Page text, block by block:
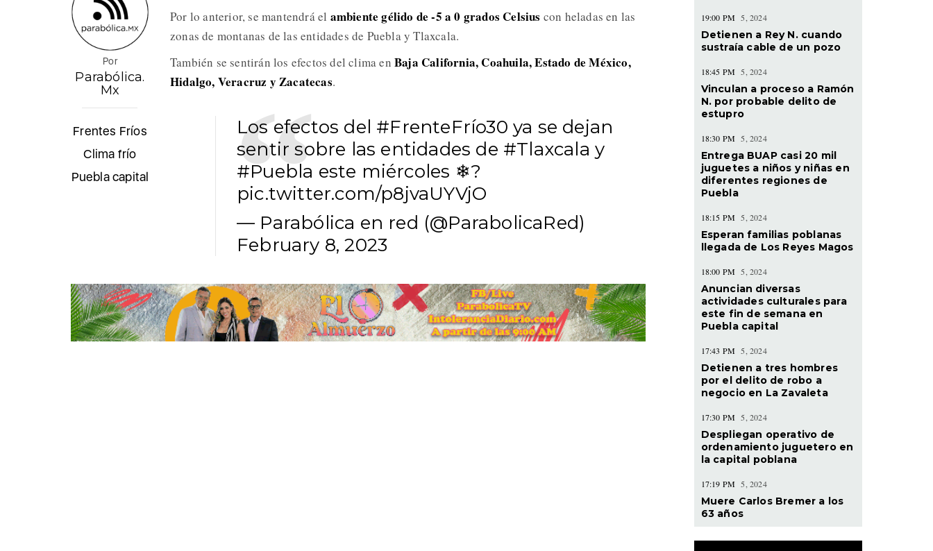
Por
Parabólica.
Mx
Frentes Fríos
Clima frío
Puebla capital
Por lo anterior, se mantendrá el ambiente gélido de -5 a 0 grados Celsius con heladas en las
zonas de montanas de las entidades de Puebla y Tlaxcala.
También se sentirán los efectos del clima en Baja California, Coahuila, Estado de México,
Hidalgo, Veracruz y Zacatecas.
Los efectos del #FrenteFrío30 ya se dejan
sentir sobre las entidades de #Tlaxcala y
#Puebla este miércoles ❄?
pic.twitter.com/p8jvaUYVjO
— Parabólica en red (@ParabolicaRed)
February 8, 2023
19:00 PM 5, 2024
Detienen a Rey N. cuando
sustraía cable de un pozo
18:45 PM 5, 2024
Vinculan a proceso a Ramón
N. por probable delito de
estupro
18:30 PM 5, 2024
Entrega BUAP casi 20 mil
juguetes a niños y niñas en
diferentes regiones de
Puebla
18:15 PM 5, 2024
Esperan familias poblanas
llegada de Los Reyes Magos
18:00 PM 5, 2024
Anuncian diversas
actividades culturales para
este fin de semana en
Puebla capital
17:43 PM 5, 2024
Detienen a tres hombres
por el delito de robo a
negocio en La Zavaleta
17:30 PM 5, 2024
Despliegan operativo de
ordenamiento juguetero en
la capital poblana
17:19 PM 5, 2024
Muere Carlos Bremer a los
63 años